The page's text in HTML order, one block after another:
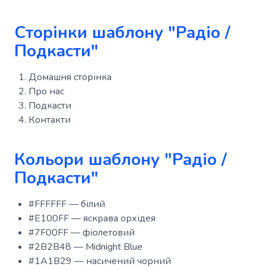
Сторінки шаблону "Радіо /
Подкасти"
Домашня сторінка
Про нас
Подкасти
Контакти
Кольори шаблону "Радіо /
Подкасти"
#FFFFFF — білий
#E100FF — яскрава орхідея
#7F00FF — фіолетовий
#2B2B48 — Midnight Blue
#1A1B29 — насичений чорний